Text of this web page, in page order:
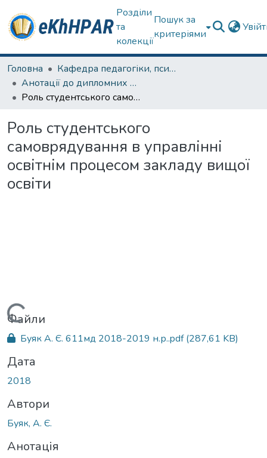
Розділи
та
колекції
Пошук за
критеріями
Головна
Кафедра педагогіки, психології, початкової освіти та освітнього менеджменту
Анотації до дипломних робіт
Роль студентського самоврядування в управлінні освітнім процесом закладу вищої освіти
Роль студентського
самоврядування в управлінні
освітнім процесом закладу вищої
освіти
Вантажиться...
Файли
Буяк А. Є. 611мд 2018-2019 н.р..pdf(287,61 KB)
Дата
2018
Автори
Буяк, А. Є.
Анотація